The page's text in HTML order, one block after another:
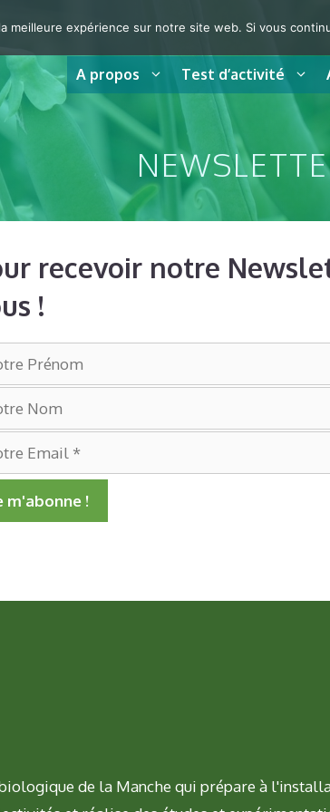
A propos Test d’activité
recevoir notre
!
de la Manche qui prépare à
meilleure expérience sur notre site web. Si vous